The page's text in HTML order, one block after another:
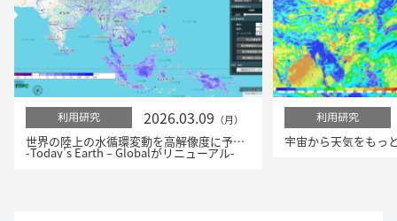
利用研究 2026.03.09 （月）
世界の陸上の水循環変動を高解像度に予測！
-Today’s Earth – Globalがリニューアル-
利用研究